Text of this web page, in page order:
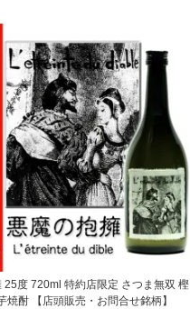
25度 720ml 特約店限定 さつま無双 樫
焼酎 【店頭販売・お問合せ銘柄】